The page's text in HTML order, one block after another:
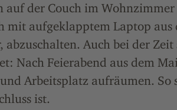
auf der Couch im
mit aufgeklapptem Laptop
abzuschalten. Auch bei der
Nach Feierabend aus dem
Arbeitsplatz aufräumen. So
ist.